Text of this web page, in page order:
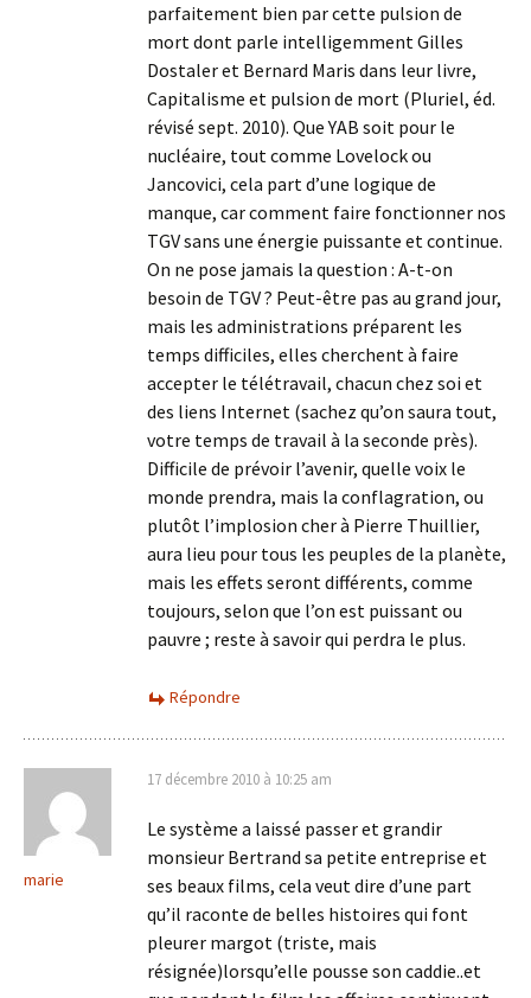
parfaitement bien par cette pulsion de
mort dont parle intelligemment Gilles
Dostaler et Bernard Maris dans leur livre,
Capitalisme et pulsion de mort (Pluriel, éd.
révisé sept. 2010). Que YAB soit pour le
nucléaire, tout comme Lovelock ou
Jancovici, cela part d’une logique de
manque, car comment faire fonctionner nos
TGV sans une énergie puissante et continue.
On ne pose jamais la question : A-t-on
besoin de TGV ? Peut-être pas au grand jour,
mais les administrations préparent les
temps difficiles, elles cherchent à faire
accepter le télétravail, chacun chez soi et
des liens Internet (sachez qu’on saura tout,
votre temps de travail à la seconde près).
Difficile de prévoir l’avenir, quelle voix le
monde prendra, mais la conflagration, ou
plutôt l’implosion cher à Pierre Thuillier,
aura lieu pour tous les peuples de la planète,
mais les effets seront différents, comme
toujours, selon que l’on est puissant ou
pauvre ; reste à savoir qui perdra le plus.
Répondre
marie
17 décembre 2010 à 10:25 am
Le système a laissé passer et grandir
monsieur Bertrand sa petite entreprise et
ses beaux films, cela veut dire d’une part
qu’il raconte de belles histoires qui font
pleurer margot (triste, mais
résignée)lorsqu’elle pousse son caddie..et